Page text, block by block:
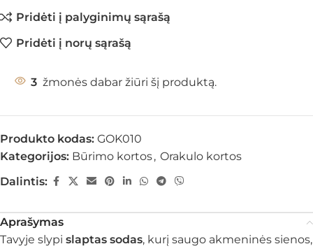
Pridėti į palyginimų sąrašą
Pridėti į norų sąrašą
3 žmonės dabar žiūri šį produktą.
Produkto kodas: GOK010
Kategorijos: Būrimo kortos, Orakulo kortos
Dalintis:
Aprašymas
Tavyje slypi slaptas sodas, kurį saugo akmeninės sienos,